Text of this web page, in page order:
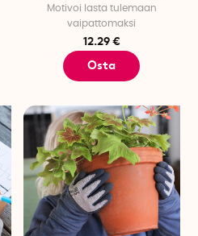
Motivoi lasta tulemaan
vaipattomaksi
12.29 €
Osta